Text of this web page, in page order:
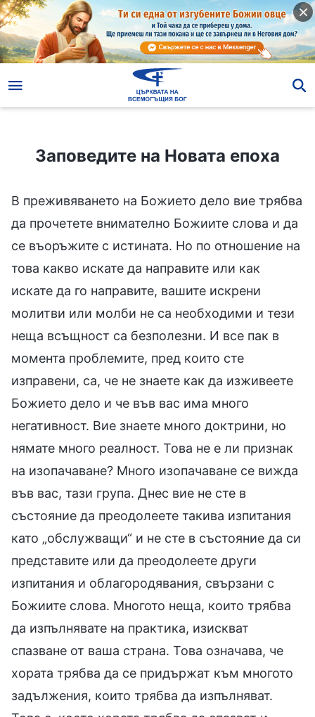
Заповедите на Новата епоха
Заповедите на Новата епоха
В преживяването на Божието дело вие трябва
да прочетете внимателно Божиите слова и да
се въоръжите с истината. Но по отношение на
това какво искате да направите или как
искате да го направите, вашите искрени
молитви или молби не са необходими и тези
неща всъщност са безполезни. И все пак в
момента проблемите, пред които сте
изправени, са, че не знаете как да изживеете
Божието дело и че във вас има много
негативност. Вие знаете много доктрини, но
нямате много реалност. Това не е ли признак
на изопачаване? Много изопачаване се вижда
във вас, тази група. Днес вие не сте в
състояние да преодолеете такива изпитания
като „обслужващи“ и не сте в състояние да си
представите или да преодолеете други
изпитания и облагородявания, свързани с
Божиите слова. Многото неща, които трябва
да изпълнявате на практика, изискват
спазване от ваша страна. Това означава, че
хората трябва да се придържат към многото
задължения, които трябва да изпълняват.